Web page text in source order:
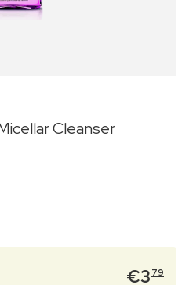
Cleanser
€3 79